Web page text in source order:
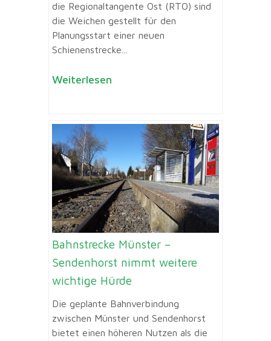
die Regionaltangente Ost (RTO) sind
die Weichen gestellt für den
Planungsstart einer neuen
Schienenstrecke...
Weiterlesen
Bahnstrecke Münster –
Sendenhorst nimmt weitere
wichtige Hürde
Die geplante Bahnverbindung
zwischen Münster und Sendenhorst
bietet einen höheren Nutzen als die